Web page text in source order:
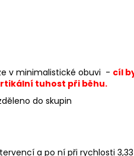
v minimalistické obuvi - cíl
tuhost při běhu.
do skupin
a po ní při rychlosti
CORE L/S TEE